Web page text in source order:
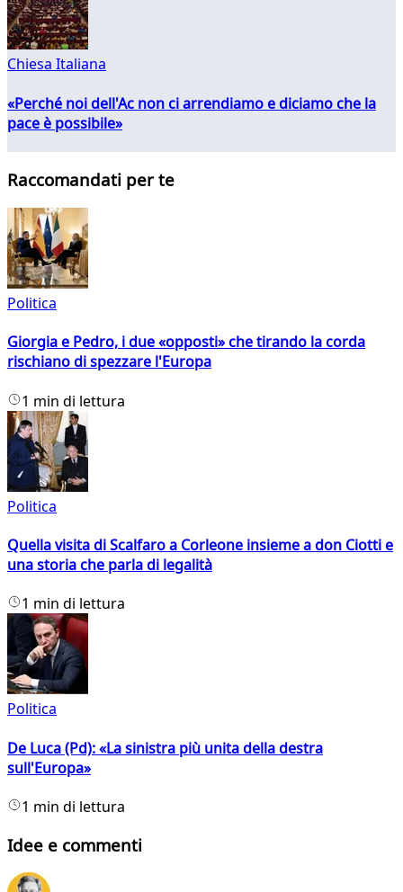
Chiesa Italiana
«Perché noi dell'Ac non ci arrendiamo e diciamo che la
pace è possibile»
Raccomandati per te
Politica
Giorgia e Pedro, i due «opposti» che tirando la corda
rischiano di spezzare l'Europa
1 min di lettura
Politica
Quella visita di Scalfaro a Corleone insieme a don Ciotti e
una storia che parla di legalità
1 min di lettura
Politica
De Luca (Pd): «La sinistra più unita della destra
sull'Europa»
1 min di lettura
Idee e commenti